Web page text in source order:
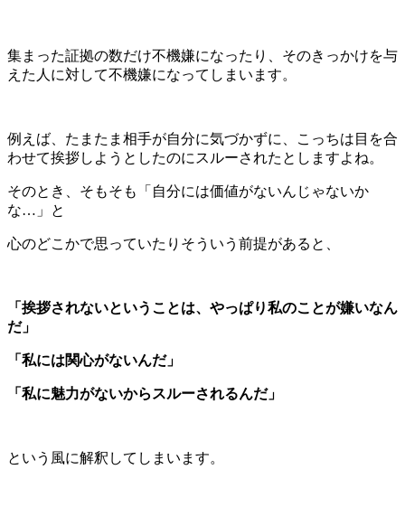
集まった証拠の数だけ不機嫌になったり、そのきっかけを与
えた人に対して不機嫌になってしまいます。
例えば、たまたま相手が自分に気づかずに、こっちは目を合
わせて挨拶しようとしたのにスルーされたとしますよね。
そのとき、そもそも「自分には価値がないんじゃないか
な…」と
心のどこかで思っていたりそういう前提があると、
「挨拶されないということは、やっぱり私のことが嫌いなん
だ」
「私には関心がないんだ」
「私に魅力がないからスルーされるんだ」
という風に解釈してしまいます。